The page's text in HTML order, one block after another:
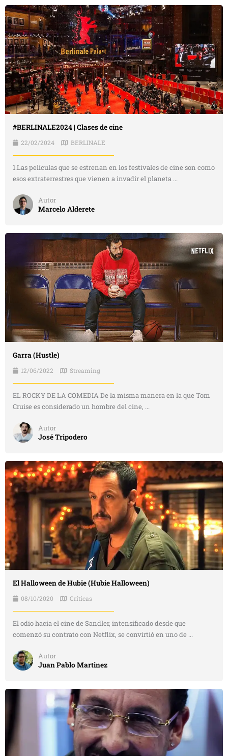
#BERLINALE2024 | Clases de cine
22/02/2024 BERLINALE
1.Las películas que se estrenan en los festivales de cine son como
esos extraterrestres que vienen a invadir el planeta ...
Autor
Marcelo Alderete
Garra (Hustle)
12/06/2022 Streaming
EL ROCKY DE LA COMEDIA De la misma manera en la que Tom
Cruise es considerado un hombre del cine, ...
Autor
José Tripodero
El Halloween de Hubie (Hubie Halloween)
08/10/2020 Críticas
El odio hacia el cine de Sandler, intensificado desde que
comenzó su contrato con Netflix, se convirtió en uno de ...
Autor
Juan Pablo Martinez